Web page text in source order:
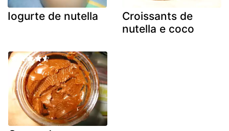
Iogurte de nutella
Croissants de
nutella e coco